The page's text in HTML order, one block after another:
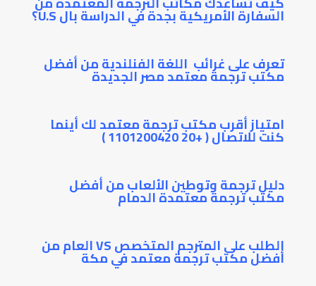
السفارة الأمريكية بجدة في الدراسة بال U.S؟
تعرف على غرائب اللغة الفنلندية من أفضل
مكتب ترجمة معتمد مصر الجديدة
امتياز أقرب مكتب ترجمة معتمد لك أينما
كنت للاتصال ( +20 1101200420 )
دليل ترجمة وتوطين الألعاب من أفضل
مكتب ترجمة معتمدة الدمام
الطلب على المترجم المتخصص VS العام من
أفضل مكتب ترجمة معتمد في مكة